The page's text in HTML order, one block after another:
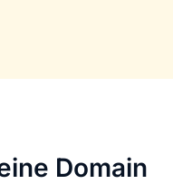
Domain